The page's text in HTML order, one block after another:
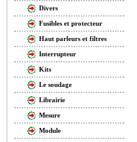
Divers
Fusibles et protecteur
Haut parleurs et filtres
Interrupteur
Kits
Le soudage
Librairie
Mesure
Module